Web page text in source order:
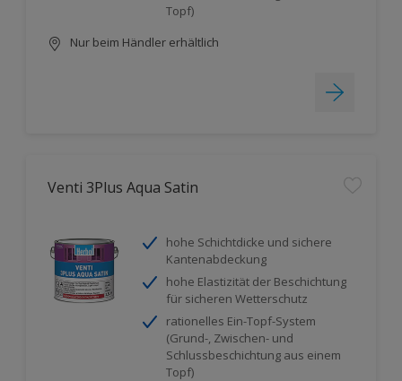
Topf)
Nur beim Händler erhältlich
Venti 3Plus Aqua Satin
hohe Schichtdicke und sichere
Kantenabdeckung
hohe Elastizität der Beschichtung
für sicheren Wetterschutz
rationelles Ein-Topf-System
(Grund-, Zwischen- und
Schlussbeschichtung aus einem
Topf)